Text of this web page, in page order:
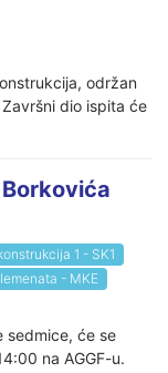
održan
dio ispita će
1 - SK1
- MKE
sedmice, će se
na AGGF-u.